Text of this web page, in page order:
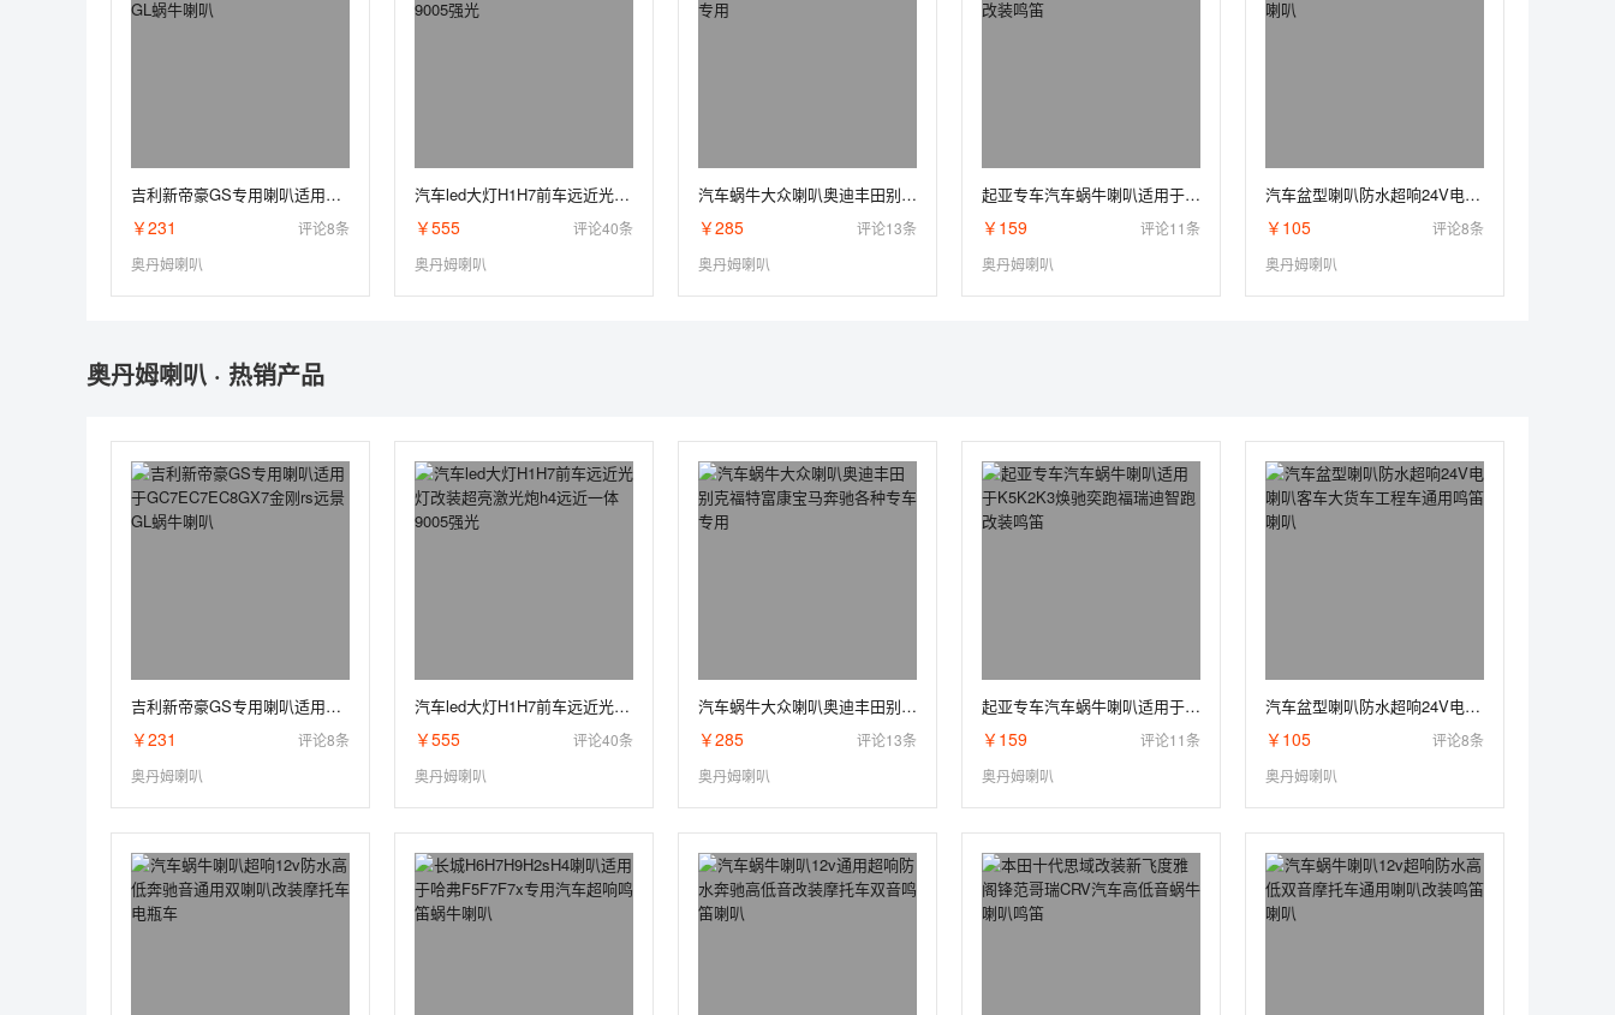
吉利新帝豪GS专用喇叭适用于GC7EC7EC8GX7金刚rs远景GL蜗牛喇叭
￥231
评论8条
奥丹姆喇叭
汽车led大灯H1H7前车远近光灯改装超亮激光炮h4远近一体9005强光
￥555
评论40条
奥丹姆喇叭
汽车蜗牛大众喇叭奥迪丰田别克福特富康宝马奔驰各种专车专用
￥285
评论13条
奥丹姆喇叭
起亚专车汽车蜗牛喇叭适用于K5K2K3焕驰奕跑福瑞迪智跑改装鸣笛
￥159
评论11条
奥丹姆喇叭
汽车盆型喇叭防水超响24V电喇叭客车大货车工程车通用鸣笛喇叭
￥105
评论8条
奥丹姆喇叭
奥丹姆喇叭 · 热销产品
吉利新帝豪GS专用喇叭适用于GC7EC7EC8GX7金刚rs远景GL蜗牛喇叭
￥231
评论8条
奥丹姆喇叭
汽车led大灯H1H7前车远近光灯改装超亮激光炮h4远近一体9005强光
￥555
评论40条
奥丹姆喇叭
汽车蜗牛大众喇叭奥迪丰田别克福特富康宝马奔驰各种专车专用
￥285
评论13条
奥丹姆喇叭
起亚专车汽车蜗牛喇叭适用于K5K2K3焕驰奕跑福瑞迪智跑改装鸣笛
￥159
评论11条
奥丹姆喇叭
汽车盆型喇叭防水超响24V电喇叭客车大货车工程车通用鸣笛喇叭
￥105
评论8条
奥丹姆喇叭